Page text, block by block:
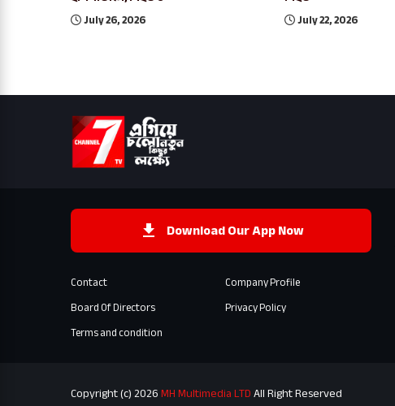
July 26, 2026 July 22, 2026
Download Our App Now
Contact
Company Profile
Board Of Directors
Privacy Policy
Terms and condition
Copyright (c) 2026MH Multimedia LTDAll Right Reserved